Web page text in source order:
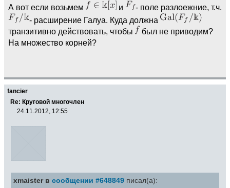
А вот если возьмем
и
- поле разлоежние, т.ч.
- расширение Галуа. Куда должна
транзитивно действовать, чтобы
был не приводим?
На множество корней?
fancier
Re: Круговой многочлен
24.11.2012, 12:55
xmaister в сообщении #648849 писал(а):